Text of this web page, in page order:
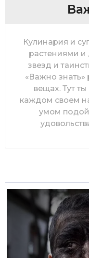
Кулинария и
растениями
звезд и
«Важно знать»
вещах. Тут
каждом своем
умом